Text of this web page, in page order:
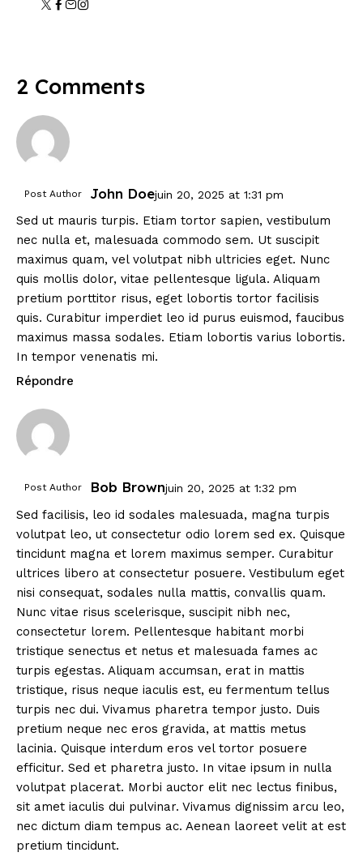
2 Comments
Post Author John Doejuin 20, 2025 at 1:31 pm
Sed ut mauris turpis. Etiam tortor sapien, vestibulum
nec nulla et, malesuada commodo sem. Ut suscipit
maximus quam, vel volutpat nibh ultricies eget. Nunc
quis mollis dolor, vitae pellentesque ligula. Aliquam
pretium porttitor risus, eget lobortis tortor facilisis
quis. Curabitur imperdiet leo id purus euismod, faucibus
maximus massa sodales. Etiam lobortis varius lobortis.
In tempor venenatis mi.
Répondre
Post Author Bob Brownjuin 20, 2025 at 1:32 pm
Sed facilisis, leo id sodales malesuada, magna turpis
volutpat leo, ut consectetur odio lorem sed ex. Quisque
tincidunt magna et lorem maximus semper. Curabitur
ultrices libero at consectetur posuere. Vestibulum eget
nisi consequat, sodales nulla mattis, convallis quam.
Nunc vitae risus scelerisque, suscipit nibh nec,
consectetur lorem. Pellentesque habitant morbi
tristique senectus et netus et malesuada fames ac
turpis egestas. Aliquam accumsan, erat in mattis
tristique, risus neque iaculis est, eu fermentum tellus
turpis nec dui. Vivamus pharetra tempor justo. Duis
pretium neque nec eros gravida, at mattis metus
lacinia. Quisque interdum eros vel tortor posuere
efficitur. Sed et pharetra justo. In vitae ipsum in nulla
volutpat placerat. Morbi auctor elit nec lectus finibus,
sit amet iaculis dui pulvinar. Vivamus dignissim arcu leo,
nec dictum diam tempus ac. Aenean laoreet velit at est
pretium tincidunt.